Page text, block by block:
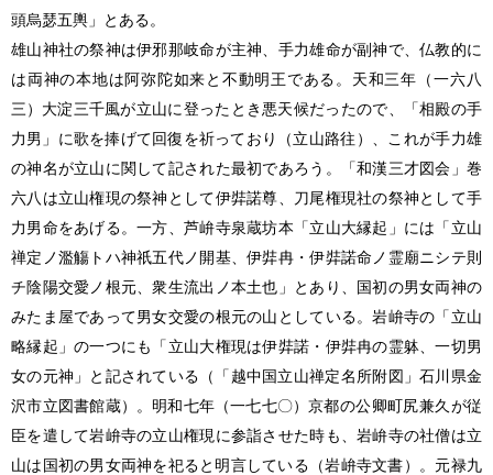
頭烏瑟五輿」とある。
雄山神社の祭神は伊邪那岐命が主神、手力雄命が副神で、仏教的に
は両神の本地は阿弥陀如来と不動明王である。天和三年 （一六八
三） 大淀三千風が立山に登ったとき悪天候だったので、「相殿の手
力男」に歌を捧げて回復を祈っており
（立山路往）
、これが手力雄
の神名が立山に関して記された最初であろう。「和漢三才図会」巻
六八は立山権現の祭神として伊弉諾尊、刀尾権現社の祭神として手
力男命をあげる。一方、芦峅寺泉蔵坊本「立山大縁起」には「立山
禅定ノ濫觴トハ神祇五代ノ開基、伊弉冉・伊弉諾命ノ霊廟ニシテ則
チ陰陽交愛ノ根元、衆生流出ノ本土也」とあり、国初の男女両神の
みたま屋であって男女交愛の根元の山としている。岩峅寺の「立山
略縁起」の一つにも「立山大権現は伊弉諾・伊弉冉の霊躰、一切男
女の元神」と記されている （「越中国立山禅定名所附図」石川県金
沢市立図書館蔵）
。明和七年 （一七七〇） 京都の公卿町尻兼久が従
臣を遣して岩峅寺の立山権現に参詣させた時も、岩峅寺の社僧は立
山は国初の男女両神を祀ると明言している （岩峅寺文書）
。元禄九